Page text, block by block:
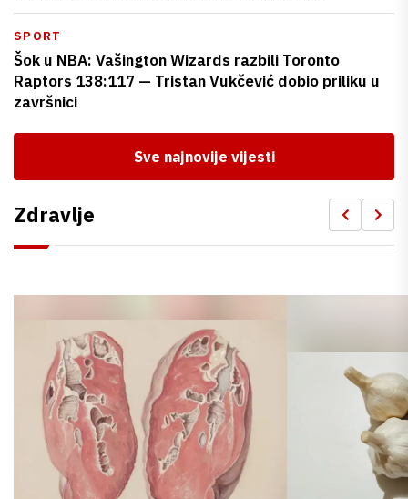
SPORT
Šok u NBA: Vašington Wizards razbili Toronto
Raptors 138:117 — Tristan Vukčević dobio priliku u
završnici
Sve najnovije vijesti
Zdravlje